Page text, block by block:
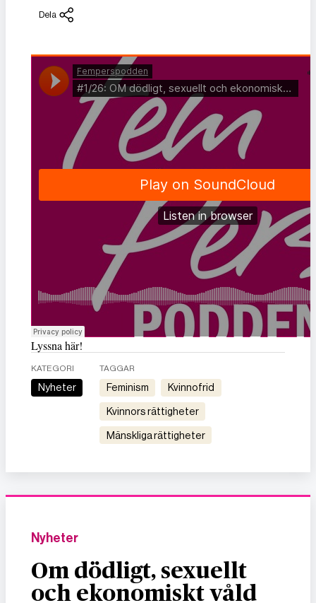
Dela
Lyssna här!
KATEGORI
Nyheter
TAGGAR
feminism kvinnofrid
kvinnors rättigheter
mänskliga rättigheter
Nyheter
Om dödligt, sexuellt
och ekonomiskt våld